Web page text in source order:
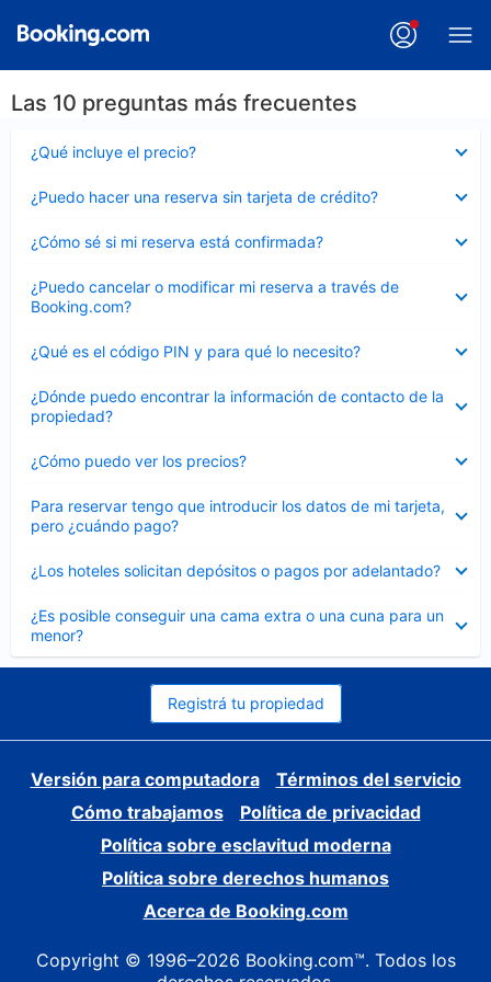
Las 10 preguntas más frecuentes
¿Qué incluye el precio?
cerrado
¿Puedo hacer una reserva sin tarjeta de crédito?
cerrado
¿Cómo sé si mi reserva está confirmada?
cerrado
¿Puedo cancelar o modificar mi reserva a través de
Booking.com?
cerrado
¿Qué es el código PIN y para qué lo necesito?
cerrado
¿Dónde puedo encontrar la información de contacto de la
propiedad?
cerrado
¿Cómo puedo ver los precios?
cerrado
Para reservar tengo que introducir los datos de mi tarjeta,
pero ¿cuándo pago?
cerrado
¿Los hoteles solicitan depósitos o pagos por adelantado?
cerrado
¿Es posible conseguir una cama extra o una cuna para un
menor?
cerrado
Registrá tu propiedad
Versión para computadora
Términos del servicio
Cómo trabajamos
Política de privacidad
Política sobre esclavitud moderna
Política sobre derechos humanos
Acerca de Booking.com
Copyright © 1996–2026 Booking.com™. Todos los